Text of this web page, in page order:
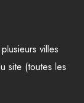
villes
site (toutes les